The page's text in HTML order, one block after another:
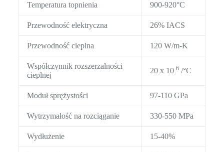
Temperatura topnienia 900-920°C
Przewodność elektryczna 26% IACS
Przewodność cieplna 120 W/m-K
Współczynnik rozszerzalności
cieplnej
20 x 10-6/°C
Moduł sprężystości 97-110 GPa
Wytrzymałość na rozciąganie 330-550 MPa
Wydłużenie 15-40%